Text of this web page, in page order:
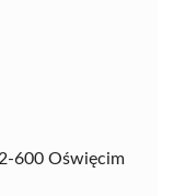
600 Oświęcim